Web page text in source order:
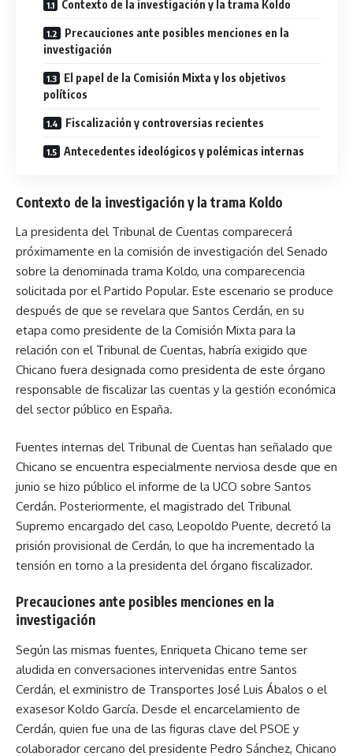
Contexto de la investigación y la trama Koldo
Precauciones ante posibles menciones en la
investigación
El papel de la Comisión Mixta y los objetivos
políticos
Fiscalización y controversias recientes
Antecedentes ideológicos y polémicas internas
Contexto de la investigación y la trama Koldo
La presidenta del Tribunal de Cuentas comparecerá
próximamente en la comisión de investigación del Senado
sobre la denominada trama Koldo, una comparecencia
solicitada por el Partido Popular. Este escenario se produce
después de que se revelara que Santos Cerdán, en su
etapa como presidente de la Comisión Mixta para la
relación con el Tribunal de Cuentas, habría exigido que
Chicano fuera designada como presidenta de este órgano
responsable de fiscalizar las cuentas y la gestión económica
del sector público en España.
Fuentes internas del Tribunal de Cuentas han señalado que
Chicano se encuentra especialmente nerviosa desde que en
junio se hizo público el informe de la UCO sobre Santos
Cerdán. Posteriormente, el magistrado del Tribunal
Supremo encargado del caso, Leopoldo Puente, decretó la
prisión provisional de Cerdán, lo que ha incrementado la
tensión en torno a la presidenta del órgano fiscalizador.
Precauciones ante posibles menciones en la
investigación
Según las mismas fuentes, Enriqueta Chicano teme ser
aludida en conversaciones intervenidas entre Santos
Cerdán, el exministro de Transportes José Luis Ábalos o el
exasesor Koldo García. Desde el encarcelamiento de
Cerdán, quien fue una de las figuras clave del PSOE y
colaborador cercano del presidente Pedro Sánchez, Chicano